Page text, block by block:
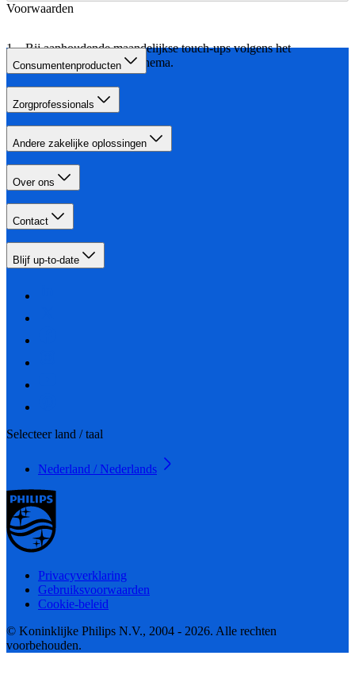
Voorwaarden
Bij aanhoudende maandelijkse touch-ups volgens het
aangegeven behandelschema.
Consumentenproducten
Zorgprofessionals
Andere zakelijke oplossingen
Over ons
Contact
Blijf up-to-date
Selecteer land / taal
Nederland / Nederlands
Privacyverklaring
Gebruiksvoorwaarden
Cookie-beleid
© Koninklijke Philips N.V., 2004 - 2026. Alle rechten
voorbehouden.